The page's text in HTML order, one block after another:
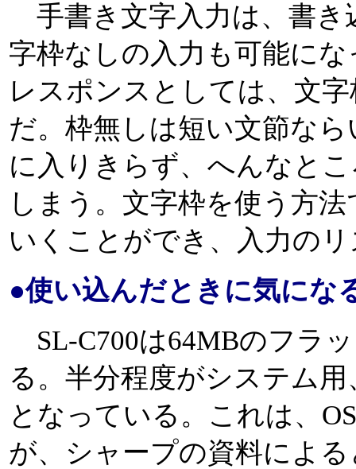
手書き文字入力は、書き
字枠なしの入力も可能に
レスポンスとしては、文
だ。枠無しは短い文節な
に入りきらず、へんなと
しまう。文字枠を使う方
いくことができ、入力の
●使い込んだときに気にな
SL-C700は64MBのフラ
る。半分程度がシステム
となっている。これは、
が、シャープの資料によ